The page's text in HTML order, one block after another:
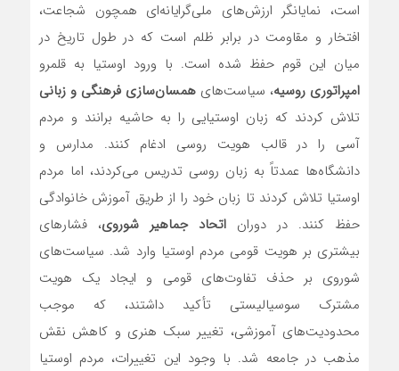
است، نمایانگر ارزش‌های ملی‌گرایانه‌ای همچون شجاعت،
افتخار و مقاومت در برابر ظلم است که در طول تاریخ در
میان این قوم حفظ شده است. با ورود اوستیا به قلمرو
امپراتوری روسیه، سیاست‌های همسان‌سازی فرهنگی و زبانی
تلاش کردند که زبان اوستیایی را به حاشیه برانند و مردم
آسی را در قالب هویت روسی ادغام کنند. مدارس و
دانشگاه‌ها عمدتاً به زبان روسی تدریس می‌کردند، اما مردم
اوستیا تلاش کردند تا زبان خود را از طریق آموزش خانوادگی
حفظ کنند. در دوران اتحاد جماهیر شوروی، فشارهای
بیشتری بر هویت قومی مردم اوستیا وارد شد. سیاست‌های
شوروی بر حذف تفاوت‌های قومی و ایجاد یک هویت
مشترک سوسیالیستی تأکید داشتند، که موجب
محدودیت‌های آموزشی، تغییر سبک هنری و کاهش نقش
مذهب در جامعه شد. با وجود این تغییرات، مردم اوستیا